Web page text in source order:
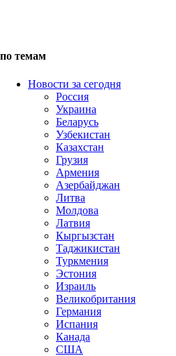
по темам
Новости за сегодня
Россия
Украина
Беларусь
Узбекистан
Казахстан
Грузия
Армения
Азербайджан
Литва
Молдова
Латвия
Кыргызстан
Таджикистан
Туркмения
Эстония
Израиль
Великобритания
Германия
Испания
Канада
США